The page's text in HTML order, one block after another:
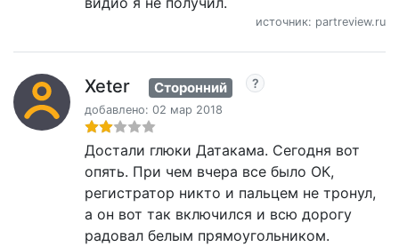
источник: partreview.ru
Xeter Сторонний
добавлено: 02 мар 2018
Достали глюки Датакама. Сегодня вот
опять. При чем вчера все было ОК,
регистратор никто и пальцем не тронул,
а он вот так включился и всю дорогу
радовал белым прямоугольником.